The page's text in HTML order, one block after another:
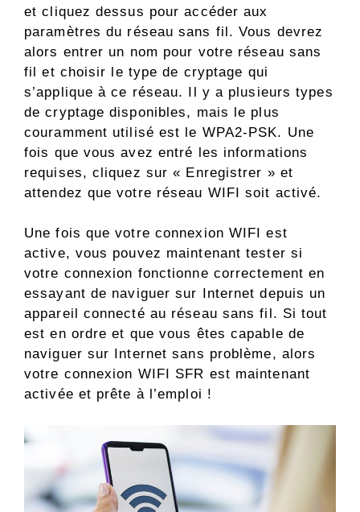
et cliquez dessus pour accéder aux
paramètres du réseau sans fil. Vous devrez
alors entrer un nom pour votre réseau sans
fil et choisir le type de cryptage qui
s’applique à ce réseau. Il y a plusieurs types
de cryptage disponibles, mais le plus
couramment utilisé est le WPA2-PSK. Une
fois que vous avez entré les informations
requises, cliquez sur « Enregistrer » et
attendez que votre réseau WIFI soit activé.
Une fois que votre connexion WIFI est
active, vous pouvez maintenant tester si
votre connexion fonctionne correctement en
essayant de naviguer sur Internet depuis un
appareil connecté au réseau sans fil. Si tout
est en ordre et que vous êtes capable de
naviguer sur Internet sans problème, alors
votre connexion WIFI SFR est maintenant
activée et prête à l’emploi !